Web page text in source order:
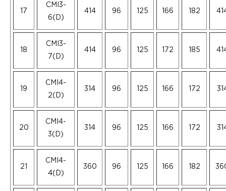
17
CMI3-
6(D)
414 96 125 166 182
18
CMI3-
7(D)
414 96 125 172 185
19
CMI4-
2(D)
314 96 125 166 172
20
CMI4-
3(D)
314 96 125 166 172
21
CMI4-
4(D)
360 96 125 166 182